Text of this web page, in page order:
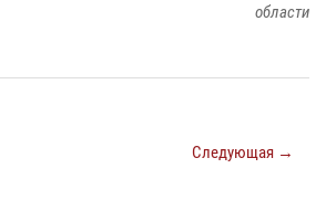
области
Следующая →